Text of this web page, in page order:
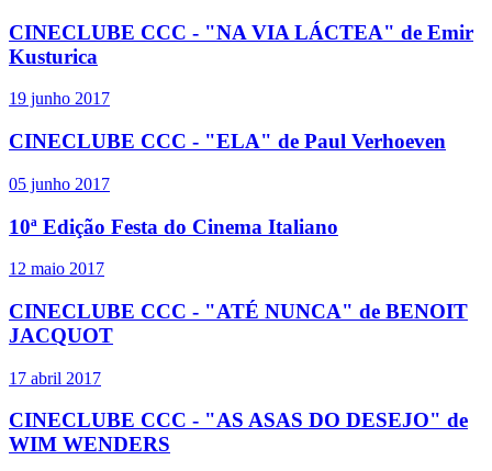
CINECLUBE CCC - "NA VIA LÁCTEA" de Emir
Kusturica
19 junho 2017
CINECLUBE CCC - "ELA" de Paul Verhoeven
05 junho 2017
10ª Edição Festa do Cinema Italiano
12 maio 2017
CINECLUBE CCC - "ATÉ NUNCA" de BENOIT
JACQUOT
17 abril 2017
CINECLUBE CCC - "AS ASAS DO DESEJO" de
WIM WENDERS